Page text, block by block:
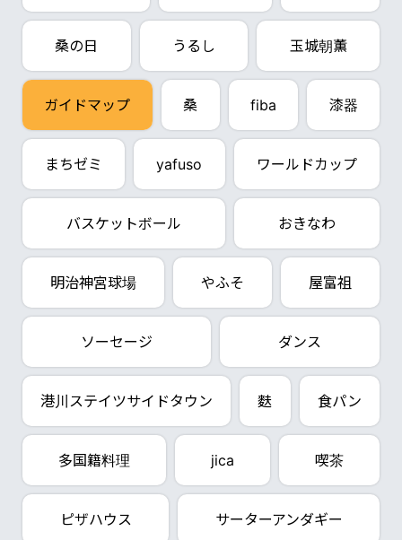
桑の日 うるし 玉城朝薫
ガイドマップ 桑 fiba 漆器
まちゼミ yafuso ワールドカップ
バスケットボール おきなわ
明治神宮球場 やふそ 屋富祖
ソーセージ ダンス
港川ステイツサイドタウン 麩 食パン
多国籍料理 jica 喫茶
ピザハウス サーターアンダギー